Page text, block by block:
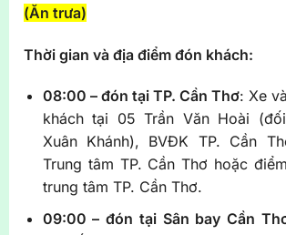
(Ăn trưa)
Thời gian và địa điểm đón khách:
08:00 – đón tại TP. Cần Thơ: Xe
khách tại 05 Trần Văn Hoài
Xuân Khánh), BVĐK TP. Cần
Trung tâm TP. Cần Thơ hoặc
trung tâm TP. Cần Thơ.
09:00 – đón tại Sân bay Cần